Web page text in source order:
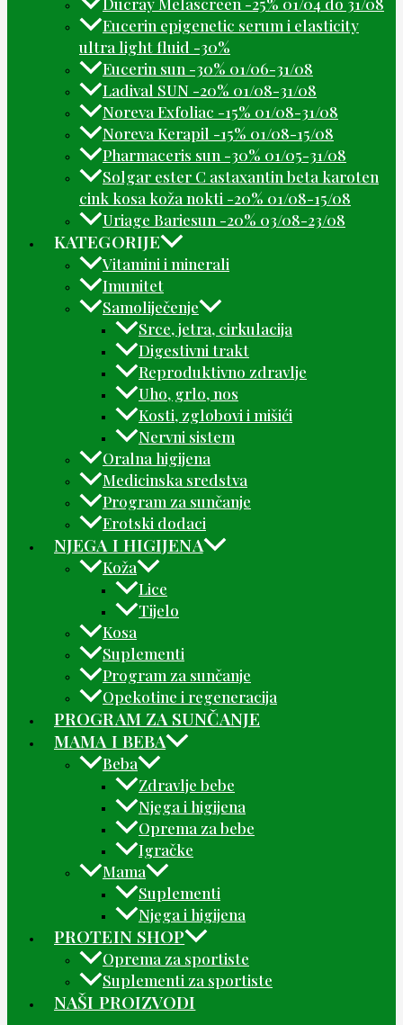
Eucerin epigenetic serum i elasticity
ultra light fluid -30%
Eucerin sun -30% 01/06-31/08
Ladival SUN -20% 01/08-31/08
Noreva Exfoliac -15% 01/08-31/08
Noreva Kerapil -15% 01/08-15/08
Pharmaceris sun -30% 01/05-31/08
Solgar ester C astaxantin beta karoten
cink kosa koža nokti -20% 01/08-15/08
Uriage Bariesun -20% 03/08-23/08
KATEGORIJE
Vitamini i minerali
Imunitet
Samoliječenje
Srce, jetra, cirkulacija
Digestivni trakt
Reproduktivno zdravlje
Uho, grlo, nos
Kosti, zglobovi i mišići
Nervni sistem
Oralna higijena
Medicinska sredstva
Program za sunčanje
Erotski dodaci
NJEGA I HIGIJENA
Koža
Lice
Tijelo
Kosa
Suplementi
Program za sunčanje
Opekotine i regeneracija
PROGRAM ZA SUNČANJE
MAMA I BEBA
Beba
Zdravlje bebe
Njega i higijena
Oprema za bebe
Igračke
Mama
Suplementi
Njega i higijena
PROTEIN SHOP
Oprema za sportiste
Suplementi za sportiste
NAŠI PROIZVODI